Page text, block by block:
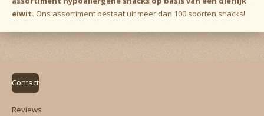
eiwit. Ons assortiment bestaat uit meer dan 100 soorten snacks!
Contact
Reviews